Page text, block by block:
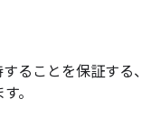
ることを保証する
。